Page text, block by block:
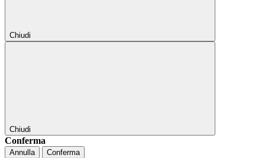
Chiudi
Chiudi
Conferma
Annulla Conferma